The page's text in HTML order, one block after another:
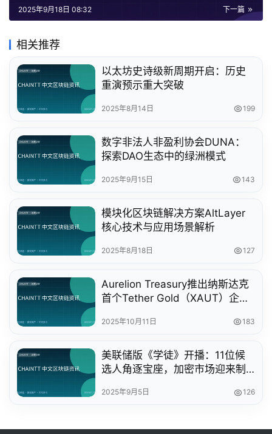
下一篇
2025年9月18日 08:32
相关推荐
以太坊史诗级新周期开启：历史
重演预示重大突破
2025年8月14日 199
数字非法人非盈利协会DUNA：
探索DAO生态中的绿洲模式
2025年9月15日 143
模块化区块链解决方案AltLayer
核心技术与应用场景解析
2025年8月18日 127
Aurelion Treasury推出纳斯达克
首个Tether Gold（XAUT）企业
2025年10月11日 183
美联储版《学徒》开播：11位候
选人角逐宝座，加密市场迎来制
2025年9月5日 126